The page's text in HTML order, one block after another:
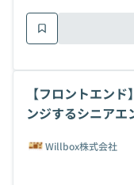
【フロントエン
ンジするシニアエ
Willbox株式会社